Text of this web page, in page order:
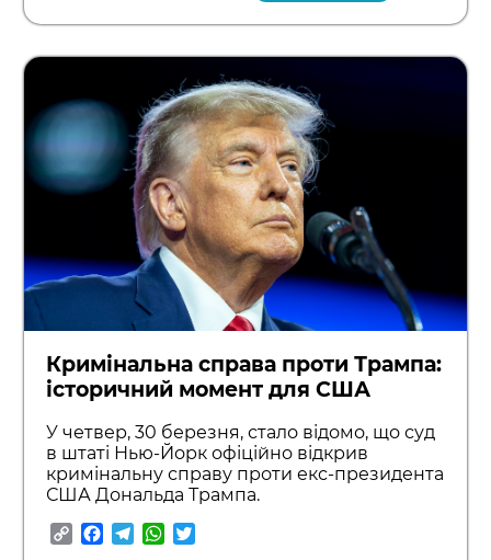
Кримінальна справа проти Трампа:
історичний момент для США
У четвер, 30 березня, стало відомо, що суд
в штаті Нью-Йорк офіційно відкрив
кримінальну справу проти екс-президента
США Дональда Трампа.
CopyFacebook
TelegramWhatsApp